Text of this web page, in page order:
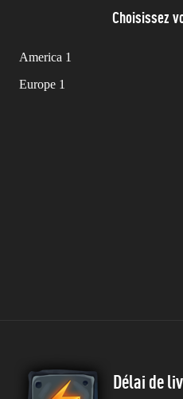
Choisissez
America 1
Europe 1
Délai de